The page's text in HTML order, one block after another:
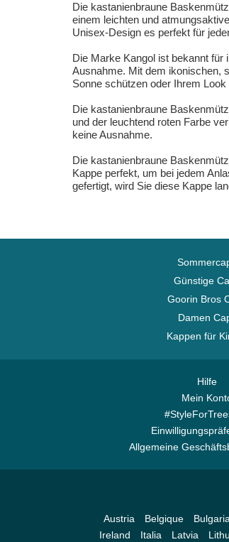
Die kastanienbraune
einem leichten und
Unisex-Design es perfekt für
Die Marke Kangol ist bekannt für
Ausnahme. Mit dem ikonischen,
Sonne schützen oder Ihrem
Die kastanienbraune
und der leuchtend roten Farbe
keine Ausnahme.
Die kastanienbraune
Kappe perfekt, um bei jedem
gefertigt, wird Sie diese Kappe
Günstige
Goorin Bros
Damen
Kappen für
Hilfe
Mein
Allgemeine
Austria Belgique Bulgaria
Ireland
Italia Latvia